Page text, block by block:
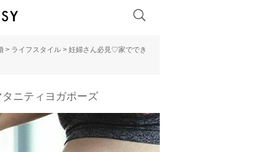
> ライフスタイル > 妊婦さん必見♡家ででき
ニティヨガポーズ